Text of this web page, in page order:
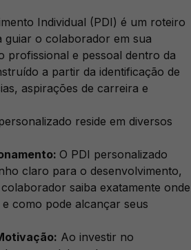
Individual (PDI) é um roteiro
guiar o colaborador em sua
profissional e pessoal dentro da
a partir da identificação de
aspirações de carreira e
reside em diversos
O PDI personalizado
claro para o desenvolvimento,
saiba exatamente onde
como pode alcançar seus
Ao investir no